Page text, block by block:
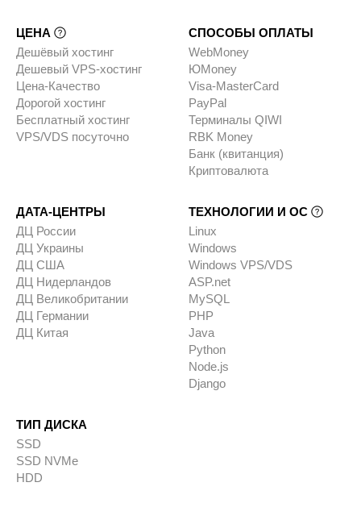
ЦЕНА
Дешёвый хостинг
Дешевый VPS-хостинг
Цена-Качество
Дорогой хостинг
Бесплатный хостинг
VPS/VDS посуточно
СПОСОБЫ ОПЛАТЫ
WebMoney
ЮMoney
Visa-MasterCard
PayPal
Терминалы QIWI
RBK Money
Банк (квитанция)
Криптовалюта
ДАТА-ЦЕНТРЫ
ДЦ России
ДЦ Украины
ДЦ США
ДЦ Нидерландов
ДЦ Великобритании
ДЦ Германии
ДЦ Китая
ТЕХНОЛОГИИ И ОС
Linux
Windows
Windows VPS/VDS
ASP.net
MySQL
PHP
Java
Python
Node.js
Django
ТИП ДИСКА
SSD
SSD NVMe
HDD